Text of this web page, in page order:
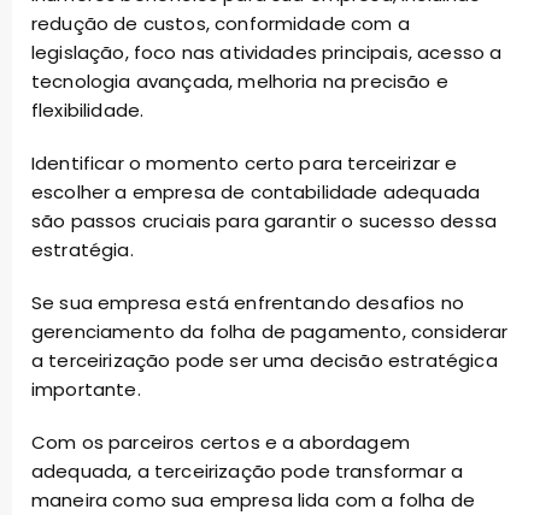
redução de custos, conformidade com a
legislação, foco nas atividades principais, acesso a
tecnologia avançada, melhoria na precisão e
flexibilidade.
Identificar o momento certo para terceirizar e
escolher a empresa de contabilidade adequada
são passos cruciais para garantir o sucesso dessa
estratégia.
Se sua empresa está enfrentando desafios no
gerenciamento da folha de pagamento, considerar
a terceirização pode ser uma decisão estratégica
importante.
Com os parceiros certos e a abordagem
adequada, a terceirização pode transformar a
maneira como sua empresa lida com a folha de